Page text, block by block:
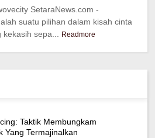
SetaraNews.com -
suatu pilihan dalam kisah cinta
sepa...
Readmore
Taktik Membungkam
Yang Termajinalkan